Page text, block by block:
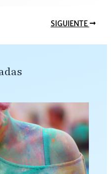
SIGUIENTE